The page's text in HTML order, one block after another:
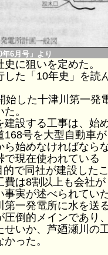
年6月号」より
に狙いを定めた。
した「10年史」を読
始した十津川第一発
。
建設する工事は、始
168号を大型自動車が
ら始めなければなら
現在使われている
で同社が建設した
費は8割以上も会社が
事実が述べられてい
第一発電所に水を送
圧倒的メインであり
せいか、芦廼瀬川の
った。